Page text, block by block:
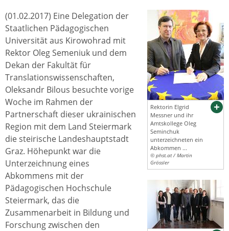
Rektorin Elgrid
Messner und ihr
Amtskollege Oleg
Seminchuk
unterzeichneten ein
Abkommen ...
© phst.at / Martin
Grössler
(01.02.2017) Eine Delegation der
Staatlichen Pädagogischen
Universität aus Kirowohrad mit
Rektor Oleg Semeniuk und dem
Dekan der Fakultät für
Translationswissenschaften,
Oleksandr Bilous besuchte vorige
Woche im Rahmen der
Partnerschaft dieser ukrainischen
Region mit dem Land Steiermark
die steirische Landeshauptstadt
Graz. Höhepunkt war die
Unterzeichnung eines
Abkommens mit der
Pädagogischen Hochschule
Steiermark, das die
Zusammenarbeit in Bildung und
Forschung zwischen den